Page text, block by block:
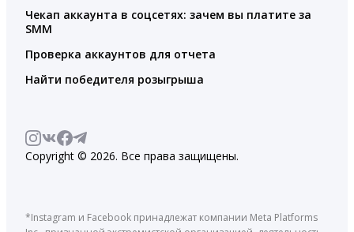
Чекап аккаунта в соцсетях: зачем вы платите за
SMM
Проверка аккаунтов для отчета
Найти победителя розыгрыша
Copyright © 2026. Все права защищены.
*Instagram и Facebook принадлежат компании Meta Platforms